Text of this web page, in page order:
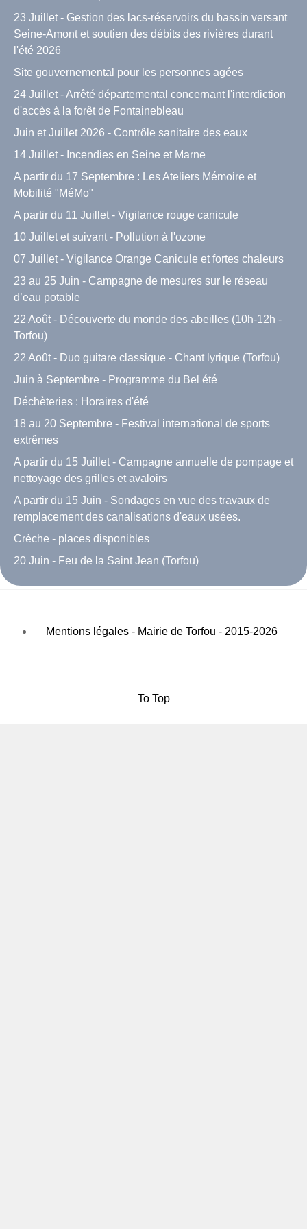
23 Juillet - Gestion des lacs-réservoirs du bassin versant
Seine-Amont et soutien des débits des rivières durant
l'été 2026
Site gouvernemental pour les personnes agées
24 Juillet - Arrêté départemental concernant l'interdiction
d'accès à la forêt de Fontainebleau
Juin et Juillet 2026 - Contrôle sanitaire des eaux
14 Juillet - Incendies en Seine et Marne
A partir du 17 Septembre : Les Ateliers Mémoire et
Mobilité "MéMo"
A partir du 11 Juillet - Vigilance rouge canicule
10 Juillet et suivant - Pollution à l'ozone
07 Juillet - Vigilance Orange Canicule et fortes chaleurs
23 au 25 Juin - Campagne de mesures sur le réseau
d’eau potable
22 Août - Découverte du monde des abeilles (10h-12h -
Torfou)
22 Août - Duo guitare classique - Chant lyrique (Torfou)
Juin à Septembre - Programme du Bel été
Déchèteries : Horaires d'été
18 au 20 Septembre - Festival international de sports
extrêmes
A partir du 15 Juillet - Campagne annuelle de pompage et
nettoyage des grilles et avaloirs
A partir du 15 Juin - Sondages en vue des travaux de
remplacement des canalisations d'eaux usées.
Crèche - places disponibles
20 Juin - Feu de la Saint Jean (Torfou)
Mentions légales - Mairie de Torfou - 2015-2026
To Top